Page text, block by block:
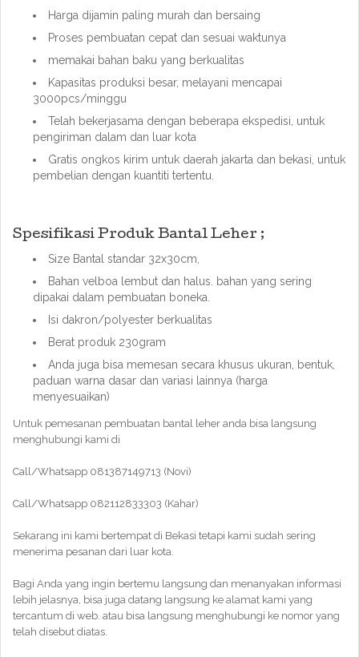
Harga dijamin paling murah dan bersaing
Proses pembuatan cepat dan sesuai waktunya
memakai bahan baku yang berkualitas
Kapasitas produksi besar, melayani mencapai
3000pcs/minggu
Telah bekerjasama dengan beberapa ekspedisi, untuk
pengiriman dalam dan luar kota
Gratis ongkos kirim untuk daerah jakarta dan bekasi, untuk
pembelian dengan kuantiti tertentu.
Spesifikasi Produk Bantal Leher ;
Size Bantal standar 32x30cm,
Bahan velboa lembut dan halus. bahan yang sering
dipakai dalam pembuatan boneka.
Isi dakron/polyester berkualitas
Berat produk 230gram
Anda juga bisa memesan secara khusus ukuran, bentuk,
paduan warna dasar dan variasi lainnya (harga
menyesuaikan)
Untuk pemesanan pembuatan bantal leher anda bisa langsung
menghubungi kami di
Call/Whatsapp 081387149713 (Novi)
Call/Whatsapp 082112833303 (Kahar)
Sekarang ini kami bertempat di Bekasi tetapi kami sudah sering
menerima pesanan dari luar kota.
Bagi Anda yang ingin bertemu langsung dan menanyakan informasi
lebih jelasnya, bisa juga datang langsung ke alamat kami yang
tercantum di web. atau bisa langsung menghubungi ke nomor yang
telah disebut diatas.